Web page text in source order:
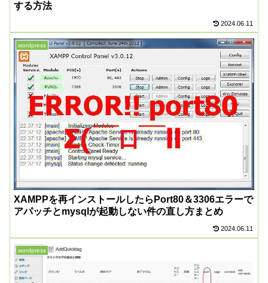
する方法
2024.06.11
wordpress
XAMPPを再インストールしたらPort80＆3306エラーで
アパッチとmysqlが起動しない件の直し方まとめ
2024.06.11
wordpress